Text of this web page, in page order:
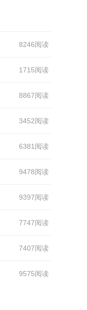
8246阅读
1715阅读
8867阅读
3452阅读
6381阅读
9478阅读
9397阅读
7747阅读
7407阅读
9575阅读